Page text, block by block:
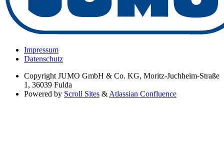
Impressum
Datenschutz
Copyright JUMO GmbH & Co. KG, Moritz-Juchheim-Straße
1, 36039 Fulda
Powered by Scroll Sites & Atlassian Confluence